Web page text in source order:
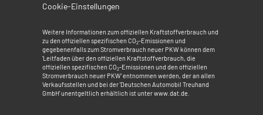
Cookie-Einstellungen
Weitere Informationen zum offiziellen Kraftstoffverbrauch und
zu den offiziellen spezifischen CO2-Emissionen und
gegebenenfalls zum Stromverbrauch neuer PKW können dem
'Leitfaden über den offiziellen Kraftstoffverbrauch, die
offiziellen spezifischen CO2-Emissionen und den offiziellen
Stromverbrauch neuer PKW' entnommen werden, der an allen
Verkaufsstellen und bei der 'Deutschen Automobil Treuhand
GmbH' unentgeltlich erhältlich ist unter www.dat.de.